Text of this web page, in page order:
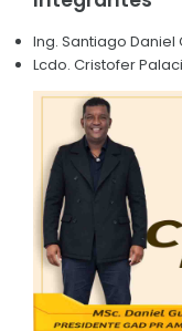
GESTIÓN
Plan de
Plan Anual
Plan
Convenios
PRESUPUESTO:
Cédulas
SOLICITUD SILLA
Ing. Santiago Daniel
Lcdo. Cristofer